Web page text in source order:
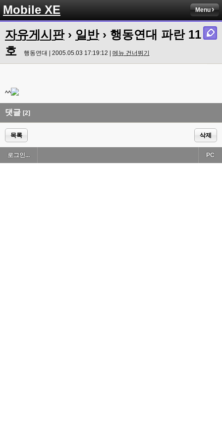
Mobile XE Menu
자유게시판› 일반› 행동연대 파란 11
호
행동연대 | 2005.05.03 17:19:12 | 메뉴 건너뛰기
^^
댓글 [2]
목록 삭제
로그인... PC